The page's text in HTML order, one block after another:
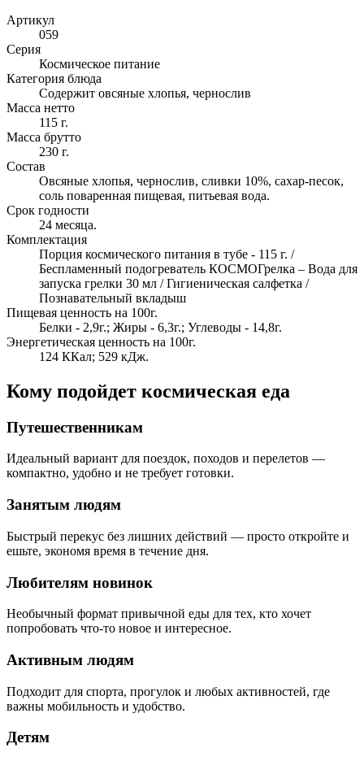
Артикул
059
Серия
Космическое питание
Категория блюда
Содержит овсяные хлопья, чернослив
Масса нетто
115 г.
Масса брутто
230 г.
Состав
Овсяные хлопья, чернослив, сливки 10%, сахар-песок,
соль поваренная пищевая, питьевая вода.
Срок годности
24 месяца.
Комплектация
Порция космического питания в тубе - 115 г. /
Беспламенный подогреватель КОСМОГрелка – Вода для
запуска грелки 30 мл / Гигиеническая салфетка /
Познавательный вкладыш
Пищевая ценность на 100г.
Белки - 2,9г.; Жиры - 6,3г.; Углеводы - 14,8г.
Энергетическая ценность на 100г.
124 ККал; 529 кДж.
Кому подойдет космическая еда
Путешественникам
Идеальный вариант для поездок, походов и перелетов —
компактно, удобно и не требует готовки.
Занятым людям
Быстрый перекус без лишних действий — просто откройте и
ешьте, экономя время в течение дня.
Любителям новинок
Необычный формат привычной еды для тех, кто хочет
попробовать что-то новое и интересное.
Активным людям
Подходит для спорта, прогулок и любых активностей, где
важны мобильность и удобство.
Детям